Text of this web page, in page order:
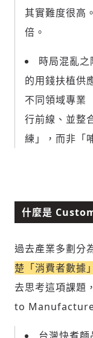
其實難度很高
倍。
時局混亂
的用錢扶植供
不同領域專業
行前線、並整
練」，而非「
什麼是
過去產業多劃分
楚「消費者數據」
去思考這項課題
to